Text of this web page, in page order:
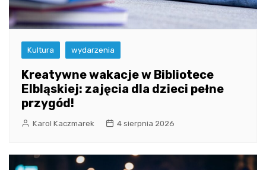
Kultura wydarzenia
Kreatywne wakacje w Bibliotece
Elbląskiej: zajęcia dla dzieci pełne
przygód!
Karol Kaczmarek 4 sierpnia 2026